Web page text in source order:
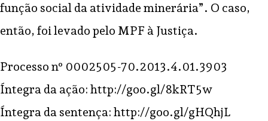
função social da atividade minerária”. O caso,
então, foi levado pelo MPF à Justiça.
Processo nº 0002505-70.2013.4.01.3903
Íntegra da ação: http://goo.gl/8kRT5w
Íntegra da sentença: http://goo.gl/gHQhjL